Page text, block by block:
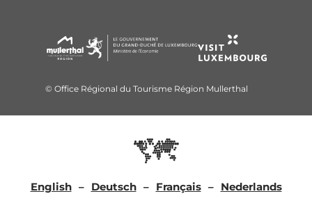
© Office Régional du Tourisme Région Mullerthal
English Deutsch Français Nederlands